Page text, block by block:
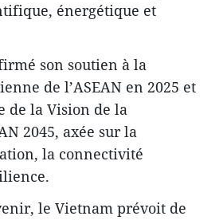
énergétique et
son soutien à la
de l’ASEAN en 2025 et
de la Vision de la
2045, axée sur la
la connectivité
le Vietnam prévoit de